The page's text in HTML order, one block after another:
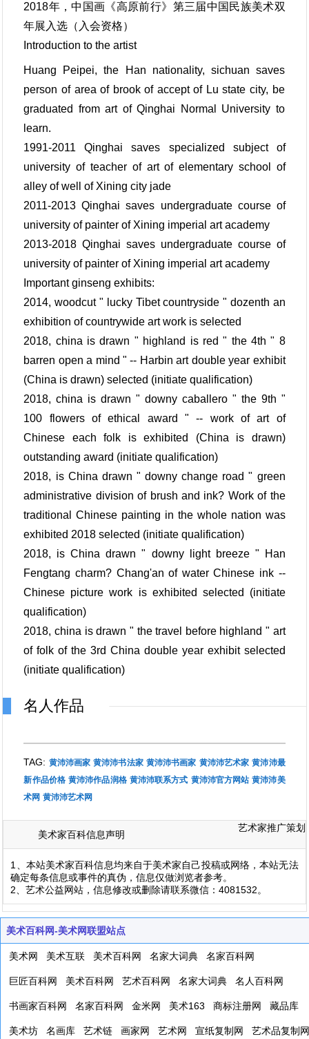
2018年，中国画《高原前行》第三届中国民族美术双
年展入选（入会资格）
Introduction to the artist
Huang Peipei, the Han nationality, sichuan saves
person of area of brook of accept of Lu state city, be
graduated from art of Qinghai Normal University to
learn.
1991-2011 Qinghai saves specialized subject of
university of teacher of art of elementary school of
alley of well of Xining city jade
2011-2013 Qinghai saves undergraduate course of
university of painter of Xining imperial art academy
2013-2018 Qinghai saves undergraduate course of
university of painter of Xining imperial art academy
Important ginseng exhibits:
2014, woodcut " lucky Tibet countryside " dozenth an
exhibition of countrywide art work is selected
2018, china is drawn " highland is red " the 4th " 8
barren open a mind " -- Harbin art double year exhibit
(China is drawn) selected (initiate qualification)
2018, china is drawn " downy caballero " the 9th "
100 flowers of ethical award " -- work of art of
Chinese each folk is exhibited (China is drawn)
outstanding award (initiate qualification)
2018, is China drawn " downy change road " green
administrative division of brush and ink? Work of the
traditional Chinese painting in the whole nation was
exhibited 2018 selected (initiate qualification)
2018, is China drawn " downy light breeze " Han
Fengtang charm? Chang'an of water Chinese ink --
Chinese picture work is exhibited selected (initiate
qualification)
2018, china is drawn " the travel before highland " art
of folk of the 3rd China double year exhibit selected
(initiate qualification)
名人作品
TAG: 黄沛沛画家 黄沛沛书法家 黄沛沛书画家 黄沛沛艺术家 黄沛沛最
新作品价格 黄沛沛作品润格 黄沛沛联系方式 黄沛沛官方网站 黄沛沛美
术网 黄沛沛艺术网
美术家百科信息声明
艺术家推广策划
1、本站美术家百科信息均来自于美术家自己投稿或网络，本站无法
确定每条信息或事件的真伪，信息仅做浏览者参考。
2、艺术公益网站，信息修改或删除请联系微信：4081532。
美术百科网-美术网联盟站点
美术网 美术互联 美术百科网 名家大词典 名家百科网
巨匠百科网 美术百科网 艺术百科网 名家大词典 名人百科网
书画家百科网 名家百科网 金米网 美术163 商标注册网 藏品库
美术坊 名画库 艺术链 画家网 艺术网 宣纸复制网 艺术品复制网